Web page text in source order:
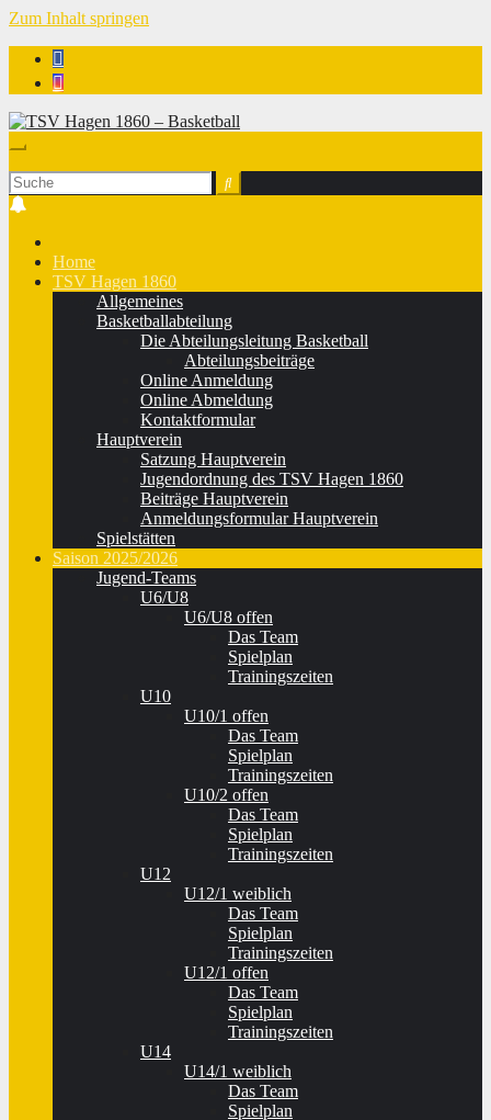
Zum Inhalt springen
Home
TSV Hagen 1860
Allgemeines
Basketballabteilung
Die Abteilungsleitung Basketball
Abteilungsbeiträge
Online Anmeldung
Online Abmeldung
Kontaktformular
Hauptverein
Satzung Hauptverein
Jugendordnung des TSV Hagen 1860
Beiträge Hauptverein
Anmeldungsformular Hauptverein
Spielstätten
Saison 2025/2026
Jugend-Teams
U6/U8
U6/U8 offen
Das Team
Spielplan
Trainingszeiten
U10
U10/1 offen
Das Team
Spielplan
Trainingszeiten
U10/2 offen
Das Team
Spielplan
Trainingszeiten
U12
U12/1 weiblich
Das Team
Spielplan
Trainingszeiten
U12/1 offen
Das Team
Spielplan
Trainingszeiten
U14
U14/1 weiblich
Das Team
Spielplan